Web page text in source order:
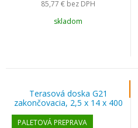
85,77 € bez DPH
skladom
Terasová doska G21
zakončovacia, 2,5 x 14 x 400
cm, Indický teak WPC
PALETOVÁ PREPRAVA